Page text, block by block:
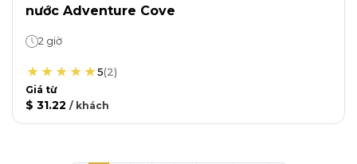
nước Adventure Cove
2 giờ
5(2)
Giá từ
$ 31.22 / khách